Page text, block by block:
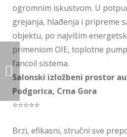
ogromnim iskustvom. U
grejanja, hlađenja i pripreme
objektu, po najvišim
primeniom OIE, toplotne
fancoil sistema.
Salonski izložbeni prostor
Podgorica, Crna Gora
⭐⭐⭐⭐⭐
Brzi, efikasni, stručni sve